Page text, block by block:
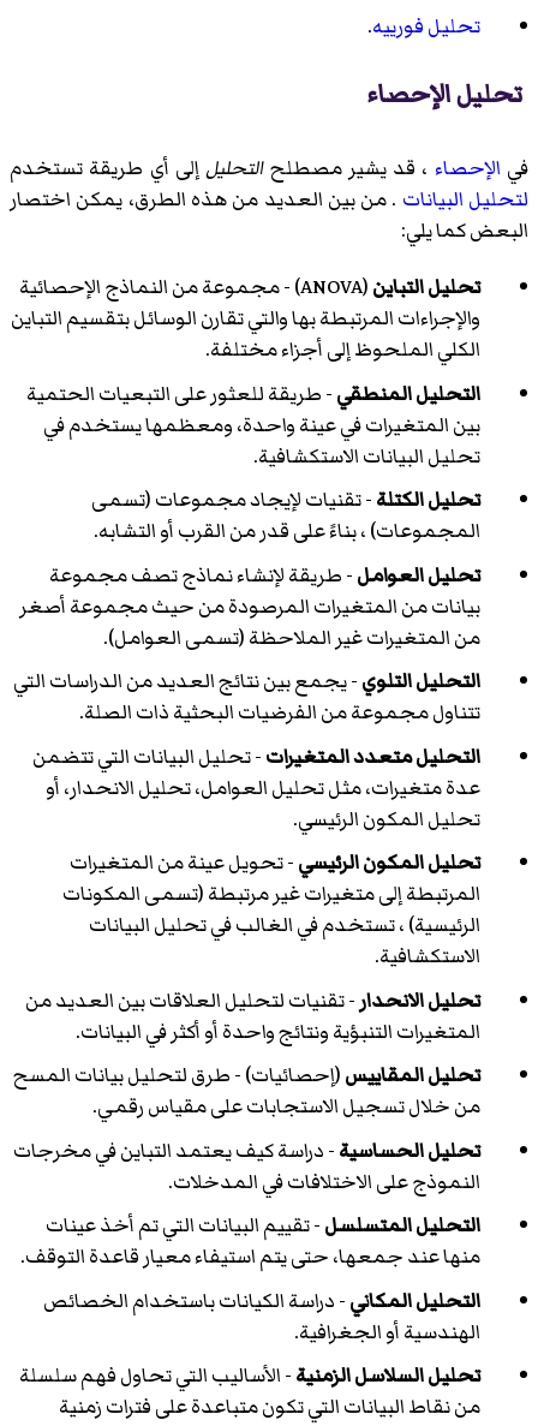
تحليل فورييه.
تحليل الإحصاء
في الإحصاء ، قد يشير مصطلحالتحليلإلى أي طريقة تستخدم
لتحليل البيانات . من بين العديد من هذه الطرق، يمكن اختصار
البعض كما يلي:
تحليل التباين
(ANOVA) - مجموعة من النماذج الإحصائية
والإجراءات المرتبطة بها والتي تقارن الوسائل بتقسيم التباين
الكلي الملحوظ إلى أجزاء مختلفة.
التحليل المنطقي- طريقة للعثور على التبعيات الحتمية
بين المتغيرات في عينة واحدة، ومعظمها يستخدم في
تحليل البيانات الاستكشافية.
تحليل الكتلة- تقنيات لإيجاد مجموعات (تسمى
المجموعات) ، بناءً على قدر من القرب أو التشابه.
تحليل العوامل- طريقة لإنشاء نماذج تصف مجموعة
بيانات من المتغيرات المرصودة من حيث مجموعة أصغر
من المتغيرات غير الملاحظة (تسمى العوامل).
التحليل التلوي- يجمع بين نتائج العديد من الدراسات التي
تتناول مجموعة من الفرضيات البحثية ذات الصلة.
التحليل متعدد المتغيرات- تحليل البيانات التي تتضمن
عدة متغيرات، مثل تحليل العوامل، تحليل الانحدار، أو
تحليل المكون الرئيسي.
تحليل المكون الرئيسي- تحويل عينة من المتغيرات
المرتبطة إلى متغيرات غير مرتبطة (تسمى المكونات
الرئيسية) ، تستخدم في الغالب في تحليل البيانات
الاستكشافية.
تحليل الانحدار- تقنيات لتحليل العلاقات بين العديد من
المتغيرات التنبؤية ونتائج واحدة أو أكثر في البيانات.
تحليل المقاييس(إحصائيات) - طرق لتحليل بيانات المسح
من خلال تسجيل الاستجابات على مقياس رقمي.
تحليل الحساسية- دراسة كيف يعتمد التباين في مخرجات
النموذج على الاختلافات في المدخلات.
التحليل المتسلسل- تقييم البيانات التي تم أخذ عينات
منها عند جمعها، حتى يتم استيفاء معيار قاعدة التوقف.
التحليل المكاني- دراسة الكيانات باستخدام الخصائص
الهندسية أو الجغرافية.
تحليل السلاسل الزمنية- الأساليب التي تحاول فهم سلسلة
من نقاط البيانات التي تكون متباعدة على فترات زمنية